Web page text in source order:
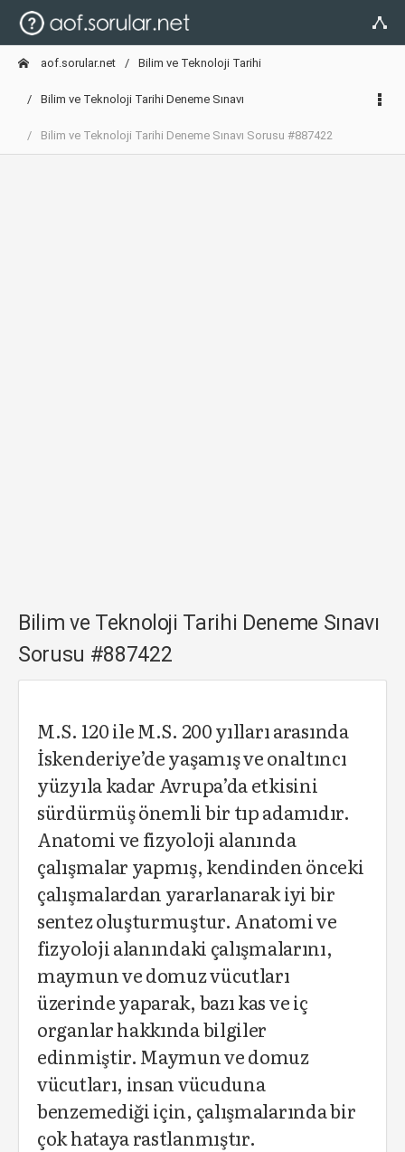
aof.sorular.net Bilim ve Teknoloji Tarihi
Bilim ve Teknoloji Tarihi Deneme Sınavı
Bilim ve Teknoloji Tarihi Deneme Sınavı Sorusu #887422
Bilim ve Teknoloji Tarihi Deneme Sınavı
Sorusu #887422
M.S. 120 ile M.S. 200 yılları arasında
İskenderiye’de yaşamış ve onaltıncı
yüzyıla kadar Avrupa’da etkisini
sürdürmüş önemli bir tıp adamıdır.
Anatomi ve fizyoloji alanında
çalışmalar yapmış, kendinden önceki
çalışmalardan yararlanarak iyi bir
sentez oluşturmuştur. Anatomi ve
fizyoloji alanındaki çalışmalarını,
maymun ve domuz vücutları
üzerinde yaparak, bazı kas ve iç
organlar hakkında bilgiler
edinmiştir. Maymun ve domuz
vücutları, insan vücuduna
benzemediği için, çalışmalarında bir
çok hataya rastlanmıştır.